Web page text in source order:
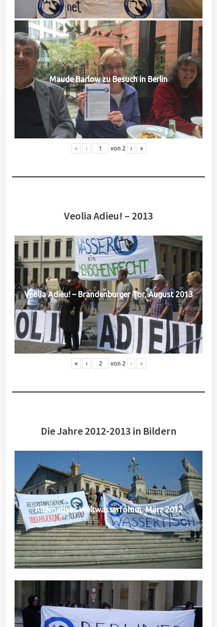
Maude Barlow zu Besuch in Berlin
« ‹ von 2 › »
Veolia Adieu! – 2013
Veolia Adieu! – Brandenburger Tor, August 2013
« ‹ von 2 › »
Die Jahre 2012-2013 in Bildern
Alternatives Weltwasserforum, März 2012